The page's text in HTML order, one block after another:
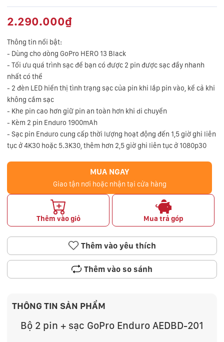
2.290.000₫
Thông tin nổi bật:
- Dùng cho dòng GoPro HERO 13 Black
- Tối ưu quá trình sạc để bạn có được 2 pin được sạc đầy nhanh
nhất có thể
- 2 đèn LED hiển thị tình trạng sạc của pin khi lắp pin vào, kể cả khi
không cắm sạc
- Khe pin cao hơn giữ pin an toàn hơn khi di chuyển
- Kèm 2 pin Enduro 1900mAh
- Sạc pin Enduro cung cấp thời lượng hoạt động đến 1,5 giờ ghi liên
tục ở 4K30 hoặc 5.3K30, thêm hơn 2,5 giờ ghi liên tục ở 1080p30
MUA NGAY
Giao tận nơi hoặc nhận tại cửa hàng
Thêm vào giỏ Mua trả góp
Thêm vào yêu thích
Thêm vào so sánh
THÔNG TIN SẢN PHẨM
Bộ 2 pin + sạc GoPro Enduro AEDBD-201